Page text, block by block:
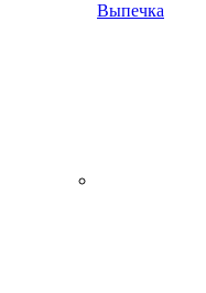
Выпечка